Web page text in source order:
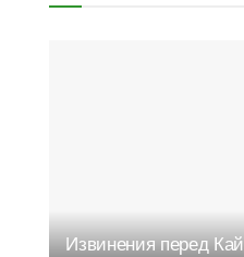
Извинения перед